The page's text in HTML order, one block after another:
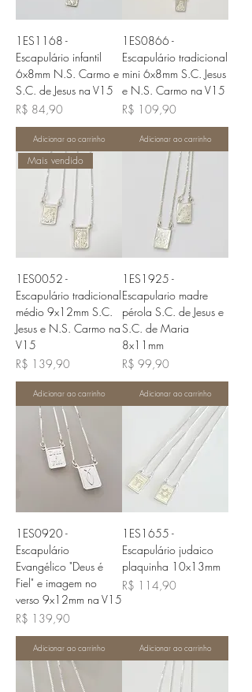
1ES1168 -
Escapulário infantil
6x8mm N.S. Carmo e
S.C. de Jesus na V15
Preço
R$ 84,90
Adicionar ao carrinho
1ES0866 -
Escapulário tradicional
mini 6x8mm S.C. Jesus
e N.S. Carmo na V15
Preço
R$ 109,90
Adicionar ao carrinho
Mais vendido
1ES0052 -
Escapulário tradicional
médio 9x12mm S.C.
Jesus e N.S. Carmo na
V15
Preço
R$ 139,90
Adicionar ao carrinho
1ES1925 -
Escapulario madre
pérola S.C. de Jesus e
S.C. de Maria
8x11mm
Preço
R$ 99,90
Adicionar ao carrinho
1ES0920 -
Escapulário
Evangélico "Deus é
Fiel" e imagem no
verso 9x12mm na V15
Preço
R$ 139,90
Adicionar ao carrinho
1ES1655 -
Escapulário judaico
plaquinha 10x13mm
Preço
R$ 114,90
Adicionar ao carrinho